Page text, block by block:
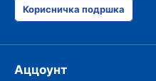
Корисничка подршка
Аццоунт